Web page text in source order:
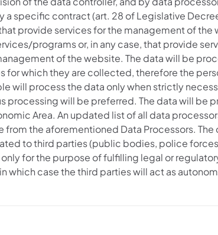
a specific contract (art. 28 of Legislative
provide services for the management of the
programs or, in any case, that provide
of the website. The data will be
for which they are collected, therefore the
will process the data only when strictly
processing will be preferred. The data will be
Area. An updated list of all data
from the aforementioned Data Processors. The
to third parties (public bodies, police
for the purpose of fulfilling legal or
which case the third parties will act as